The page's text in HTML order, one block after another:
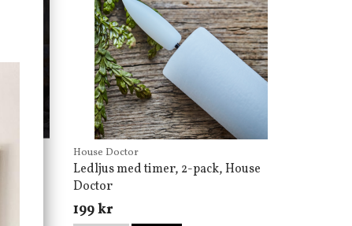
House Doctor
Ledljus med timer, 2-pack, House
Doctor
199 kr